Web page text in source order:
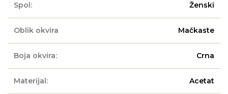
Spol: Ženski
Oblik okvira Mačkaste
Boja okvira: Crna
Materijal: Acetat